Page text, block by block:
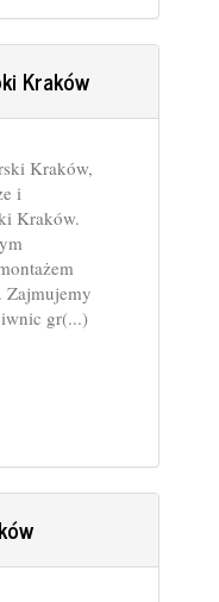
Kraków
Kraków,
i
Kraków.
Zajmujemy
gr(...)